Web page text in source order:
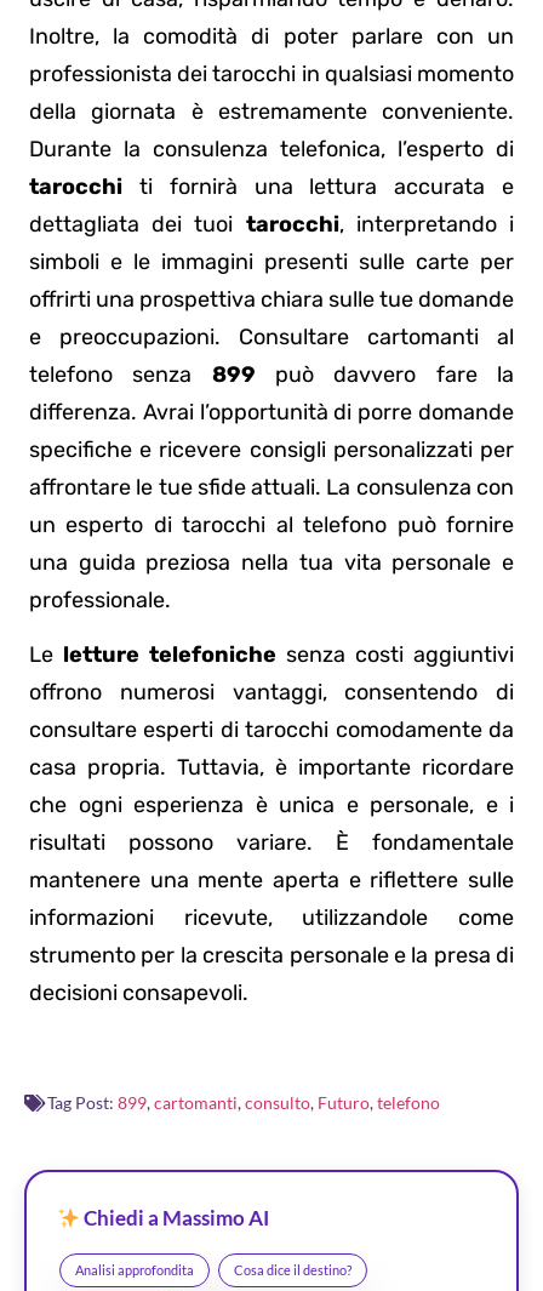
Inoltre, la comodità di poter parlare con un
professionista dei tarocchi in qualsiasi momento
della giornata è estremamente conveniente.
Durante la consulenza telefonica, l’esperto di
tarocchi ti fornirà una lettura accurata e
dettagliata dei tuoi tarocchi, interpretando i
simboli e le immagini presenti sulle carte per
offrirti una prospettiva chiara sulle tue domande
e preoccupazioni. Consultare cartomanti al
telefono senza 899 può davvero fare la
differenza. Avrai l’opportunità di porre domande
specifiche e ricevere consigli personalizzati per
affrontare le tue sfide attuali. La consulenza con
un esperto di tarocchi al telefono può fornire
una guida preziosa nella tua vita personale e
professionale.
Le letture telefoniche senza costi aggiuntivi
offrono numerosi vantaggi, consentendo di
consultare esperti di tarocchi comodamente da
casa propria. Tuttavia, è importante ricordare
che ogni esperienza è unica e personale, e i
risultati possono variare. È fondamentale
mantenere una mente aperta e riflettere sulle
informazioni ricevute, utilizzandole come
strumento per la crescita personale e la presa di
decisioni consapevoli.
Tag Post: 899,cartomanti,consulto, Futuro,telefono
Chiedi a Massimo AI
Analisi approfondita Cosa dice il destino?